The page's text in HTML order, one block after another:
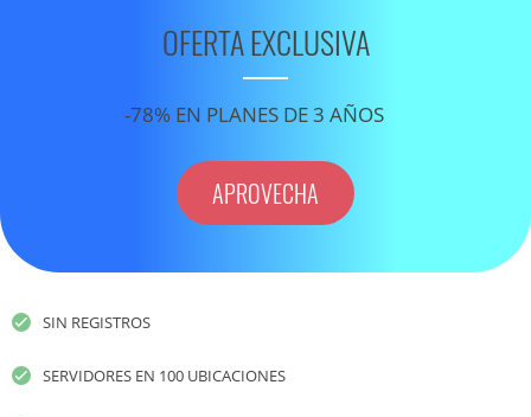
OFERTA EXCLUSIVA
-78% EN PLANES DE 3 AÑOS
APROVECHA
SIN REGISTROS
SERVIDORES EN 100 UBICACIONES